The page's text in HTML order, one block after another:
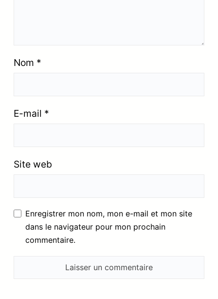
Nom *
E-mail *
Site web
Enregistrer mon nom, mon e-mail et mon site
dans le navigateur pour mon prochain
commentaire.